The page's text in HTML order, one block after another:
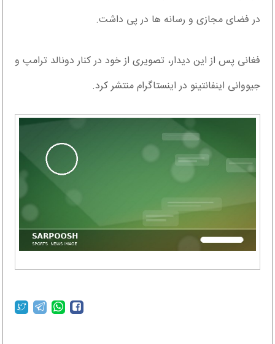
در فضای مجازی و رسانه ها در پی داشت.
فغانی پس از این دیدار، تصویری از خود در کنار دونالد ترامپ و
جیووانی اینفانتینو در اینستاگرام منتشر کرد.